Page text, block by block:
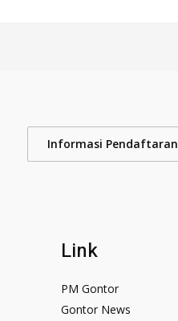
Informasi Pendaftaran
Link
PM Gontor
Gontor News